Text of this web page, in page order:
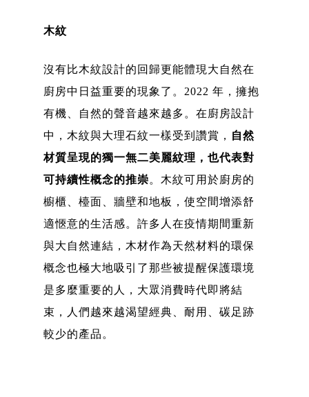
木紋
沒有比木紋設計的回歸更能體現大自然在
廚房中日益重要的現象了。2022 年，擁抱
有機、自然的聲音越來越多。在廚房設計
中，木紋與大理石紋一樣受到讚賞， 自然
材質呈現的獨一無二美麗紋理，也代表對
可持續性概念的推崇。木紋可用於廚房的
櫥櫃、檯面、牆壁和地板，使空間增添舒
適愜意的生活感。許多人在疫情期間重新
與大自然連結，木材作為天然材料的環保
概念也極大地吸引了那些被提醒保護環境
是多麼重要的人，大眾消費時代即將結
束，人們越來越渴望經典、耐用、碳足跡
較少的產品。